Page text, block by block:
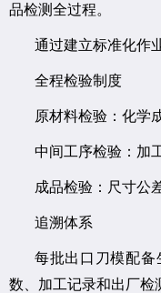
品检测全过程。
通过建立标准化作
全程检验制度
原材料检验：化学
中间工序检验：加
成品检验：尺寸公
追溯体系
每批出口刀模配备
数、加工记录和出厂检